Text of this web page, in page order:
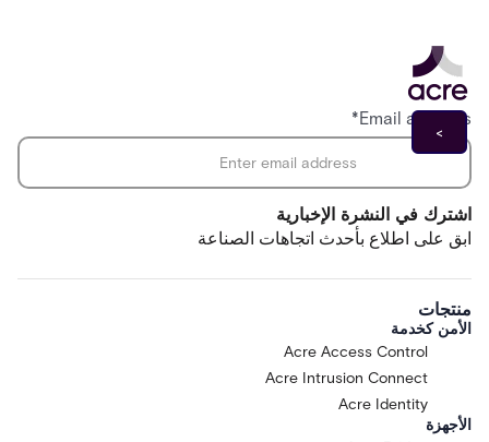
اشترك في النشرة الإخبارية
ابق على اطلاع بأحدث اتجاهات الصناعة
Email address
*
منتجات
الأمن كخدمة
Acre Access Control
Acre Intrusion Connect
Acre Identity
الأجهزة